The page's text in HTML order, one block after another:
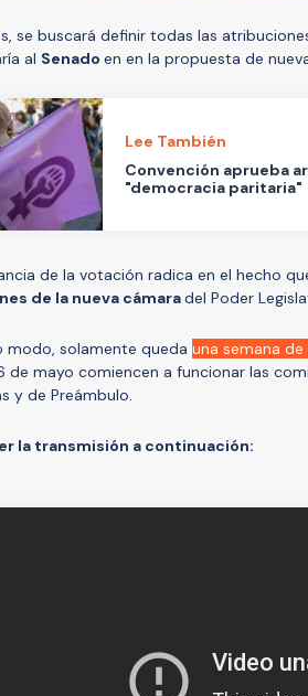
se buscará definir todas las
al Senado en en la propuesta de
Lee También
Convención aprueba
"democracia paritaria"
de la votación radica en el hecho
de la nueva cámaradel Poder
modo, solamente queda una semana
de mayo comiencen a funcionar las
y de Preámbulo.
la transmisión a continuación: